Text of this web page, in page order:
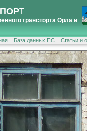
транспорта Орла и
База данных ПС Статьи и